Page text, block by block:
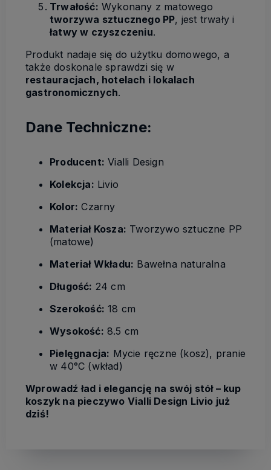
Trwałość: Wykonany z matowego
tworzywa sztucznego PP, jest trwały i
łatwy w czyszczeniu.
Produkt nadaje się do użytku domowego, a
także doskonale sprawdzi się w
restauracjach, hotelach i lokalach
gastronomicznych.
Dane Techniczne:
Producent: Vialli Design
Kolekcja: Livio
Kolor: Czarny
Materiał Kosza: Tworzywo sztuczne PP
(matowe)
Materiał Wkładu: Bawełna naturalna
Długość: 24 cm
Szerokość: 18 cm
Wysokość: 8.5 cm
Pielęgnacja: Mycie ręczne (kosz), pranie
w 40°C (wkład)
Wprowadź ład i elegancję na swój stół – kup
koszyk na pieczywo Vialli Design Livio już
dziś!